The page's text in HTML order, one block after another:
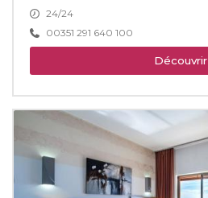
24/24
00351 291 640 100
Découvrir